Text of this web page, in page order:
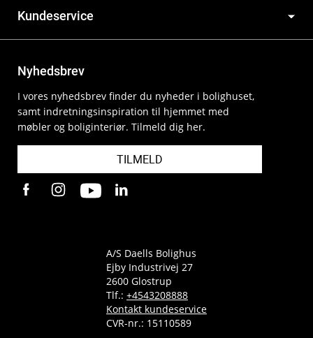
Kundeservice
Nyhedsbrev
I vores nyhedsbrev finder du nyheder i bolighuset,
samt indretningsinspiration til hjemmet med
møbler og boliginteriør. Tilmeld dig her.
TILMELD
A/S Daells Bolighus
Ejby Industrivej 27
2600 Glostrup
Tlf.: +4543208888
Kontakt kundeservice
CVR-nr.: 15110589